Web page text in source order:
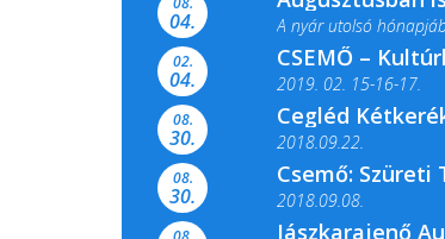
04. A nyár utolsó
02.
04.
CSEMŐ –
2019. 02. 15-16-17.
Színes és tartalmas
08.
30.
Cegléd
2018.09.22.
08.
30.
Csemő: Szüreti
2018.09.08.
Jászkarajenő